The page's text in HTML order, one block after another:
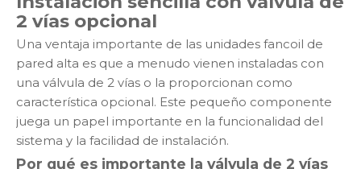
2 vías opcional
Una ventaja importante de las unidades fancoil de
pared alta es que a menudo vienen instaladas con
una válvula de 2 vías o la proporcionan como
característica opcional. Este pequeño componente
juega un papel importante en la funcionalidad del
sistema y la facilidad de instalación.
Por qué es importante la válvula de 2 vías